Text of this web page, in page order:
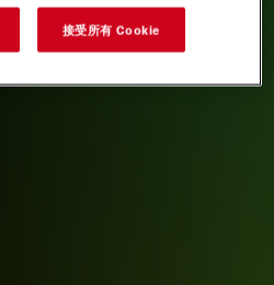
接受所有 Cookie